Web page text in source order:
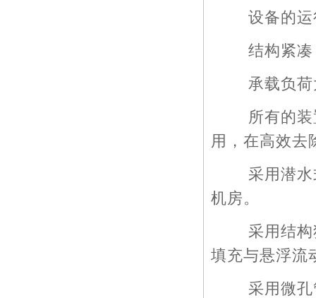
设备的运行
结构紧凑，
承载负荷大
所有的装置
用，在高效去
采用潜水式
机房。
采用结构独
填充与悬浮流
采用微孔管